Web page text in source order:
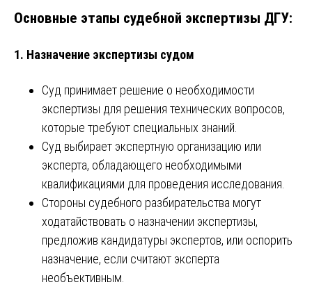
Основные этапы судебной экспертизы ДГУ:
1. Назначение экспертизы судом
Суд принимает решение о необходимости
экспертизы для решения технических вопросов,
которые требуют специальных знаний.
Суд выбирает экспертную организацию или
эксперта, обладающего необходимыми
квалификациями для проведения исследования.
Стороны судебного разбирательства могут
ходатайствовать о назначении экспертизы,
предложив кандидатуры экспертов, или оспорить
назначение, если считают эксперта
необъективным.